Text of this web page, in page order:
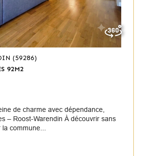
(59286)
92M2
de charme avec dépendance,
– Roost-Warendin À découvrir sans
commune...